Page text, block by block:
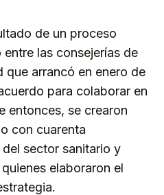
de un proceso
las consejerías de
que arrancó en enero de
para colaborar en
entonces, se crearon
con cuarenta
sector sanitario y
elaboraron el